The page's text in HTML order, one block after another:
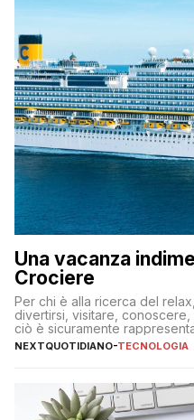
Una vacanza
Crociere
Per chi è alla ricerca del
divertirsi, visitare,
ciò è sicuramente
NEXTQUOTIDIANO-TECNOLOGIA